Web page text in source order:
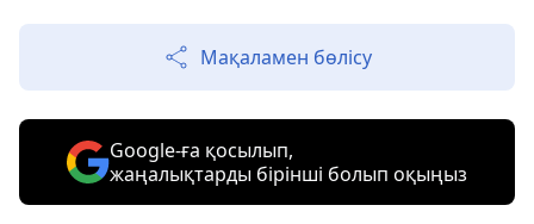
Мақаламен бөлісу
Google-ға қосылып,
жаңалықтарды бірінші болып оқыңыз